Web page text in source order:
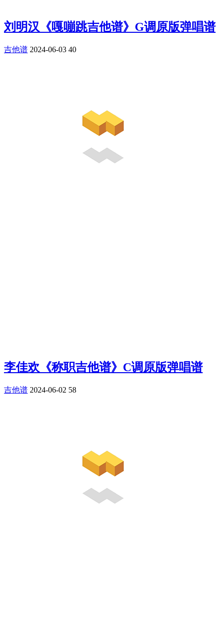
刘明汉《嘎嘣跳吉他谱》G调原版弹唱谱
吉他谱 2024-06-03 40
李佳欢《称职吉他谱》C调原版弹唱谱
吉他谱 2024-06-02 58